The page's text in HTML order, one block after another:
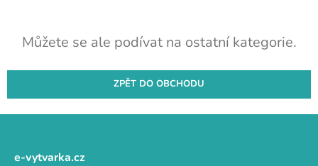
Můžete se ale podívat na ostatní kategorie.
ZPĚT DO OBCHODU
e-vytvarka.cz